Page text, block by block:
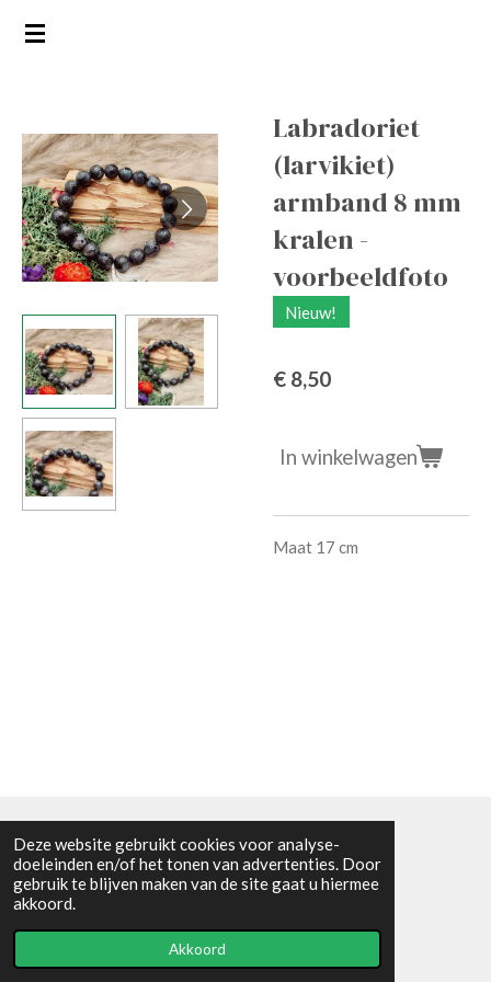
Deze website gebruikt cookies voor analyse-
doeleinden en/of het tonen van advertenties. Door
gebruik te blijven maken van de site gaat u hiermee
akkoord.
Akkoord
Ga
hoofdinhoud
Labradoriet
(larvikiet)
armband 8 mm
kralen -
voorbeeldfoto
Nieuw!
€ 8,50
In winkelwagen
Maat 17 cm
Algemene voorwaarden
© 2021 - RC en mineralenshop Het vlinderpad